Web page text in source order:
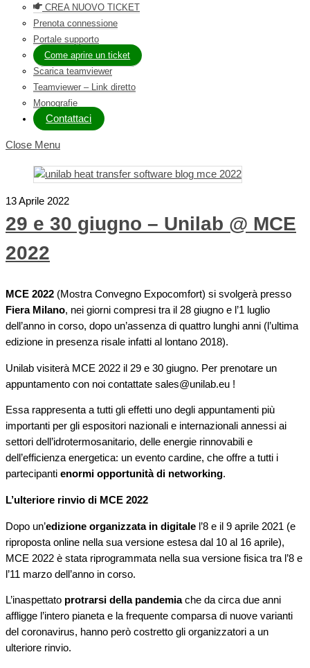
CREA NUOVO TICKET
Prenota connessione
Portale supporto
Come aprire un ticket
Scarica teamviewer
Teamviewer – Link diretto
Monografie
Contattaci
Close Menu
13 Aprile 2022
29 e 30 giugno – Unilab @ MCE
2022
MCE 2022 (Mostra Convegno Expocomfort) si svolgerà presso
Fiera Milano, nei giorni compresi tra il 28 giugno e l’1 luglio
dell’anno in corso, dopo un’assenza di quattro lunghi anni (l’ultima
edizione in presenza risale infatti al lontano 2018).
Unilab visiterà MCE 2022 il 29 e 30 giugno. Per prenotare un
appuntamento con noi contattate sales@unilab.eu !
Essa rappresenta a tutti gli effetti uno degli appuntamenti più
importanti per gli espositori nazionali e internazionali annessi ai
settori dell’idrotermosanitario, delle energie rinnovabili e
dell’efficienza energetica: un evento cardine, che offre a tutti i
partecipanti enormi opportunità di networking.
L’ulteriore rinvio di MCE 2022
Dopo un’edizione organizzata in digitale l’8 e il 9 aprile 2021 (e
riproposta online nella sua versione estesa dal 10 al 16 aprile),
MCE 2022 è stata riprogrammata nella sua versione fisica tra l’8 e
l’11 marzo dell’anno in corso.
L’inaspettato protrarsi della pandemiache da circa due anni
affligge l’intero pianeta e la frequente comparsa di nuove varianti
del coronavirus, hanno però costretto gli organizzatori a un
ulteriore rinvio.